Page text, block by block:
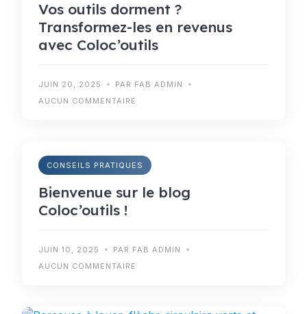
Vos outils dorment ?
Transformez-les en revenus
avec Coloc’outils
JUIN 20, 2025
PAR FAB ADMIN
AUCUN COMMENTAIRE
CONSEILS PRATIQUES
Bienvenue sur le blog
Coloc’outils !
JUIN 10, 2025
PAR FAB ADMIN
AUCUN COMMENTAIRE